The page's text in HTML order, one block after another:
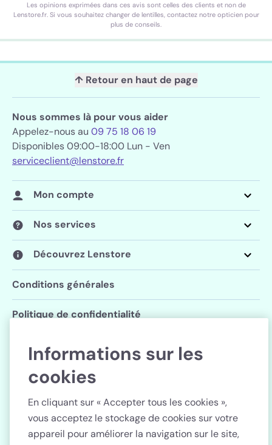
Les opinions exprimées dans ces avis sont celles des clients et non de
Lenstore.fr. Si vous souhaitez changer de lentilles, contactez notre opticien pour
plus de conseils.
↑ Retour en haut de page
Nous sommes là pour vous aider
Appelez-nous au 09 75 18 06 19
Disponibles 09:00-18:00 Lun - Ven
serviceclient@lenstore.fr
Mon compte
Nos services
Découvrez Lenstore
Conditions générales
Politique de confidentialité
Paramètres des cookies
Suivez Lenstore
Informations sur les
cookies
En cliquant sur « Accepter tous les cookies »,
vous acceptez le stockage de cookies sur votre
appareil pour améliorer la navigation sur le site,